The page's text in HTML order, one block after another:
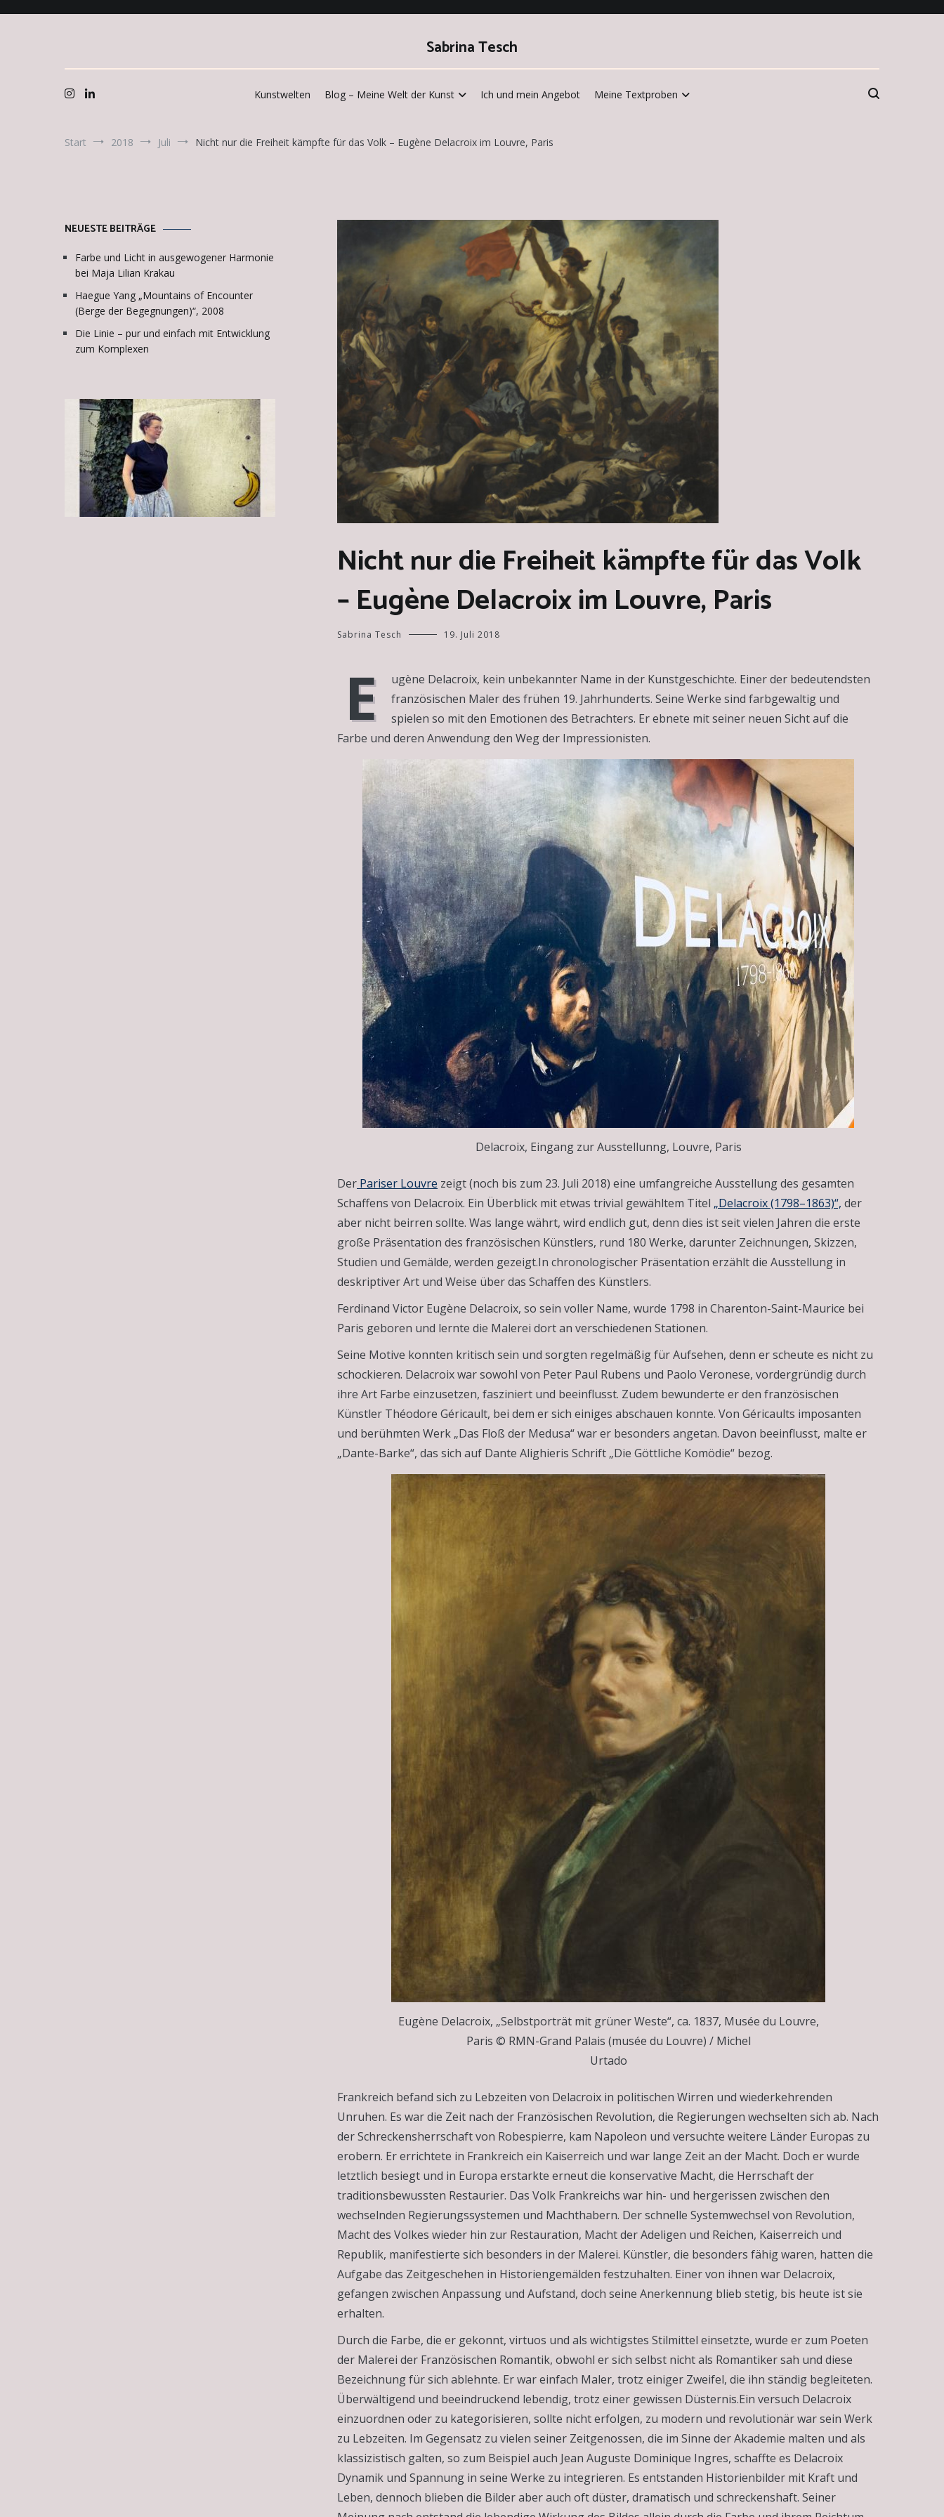
Sabrina Tesch
Kunstwelten Blog – Meine Welt der Kunst Ich und mein Angebot Meine Textproben
Start 2018 Juli Nicht nur die Freiheit kämpfte für das Volk – Eugène Delacroix im Louvre, Paris
Nicht nur die Freiheit kämpfte für das Volk
– Eugène Delacroix im Louvre, Paris
Sabrina Tesch 19. Juli 2018
E
ugène Delacroix, kein unbekannter Name in der Kunstgeschichte. Einer der bedeutendsten
französischen Maler des frühen 19. Jahrhunderts. Seine Werke sind farbgewaltig und
spielen so mit den Emotionen des Betrachters. Er ebnete mit seiner neuen Sicht auf die
Farbe und deren Anwendung den Weg der Impressionisten.
Delacroix, Eingang zur Ausstellunng, Louvre, Paris
Der Pariser Louvre zeigt (noch bis zum 23. Juli 2018) eine umfangreiche Ausstellung des gesamten
Schaffens von Delacroix. Ein Überblick mit etwas trivial gewähltem Titel „Delacroix (1798–1863)“, der
aber nicht beirren sollte. Was lange währt, wird endlich gut, denn dies ist seit vielen Jahren die erste
große Präsentation des französischen Künstlers, rund 180 Werke, darunter Zeichnungen, Skizzen,
Studien und Gemälde, werden gezeigt.In chronologischer Präsentation erzählt die Ausstellung in
deskriptiver Art und Weise über das Schaffen des Künstlers.
Ferdinand Victor Eugène Delacroix, so sein voller Name, wurde 1798 in Charenton-Saint-Maurice bei
Paris geboren und lernte die Malerei dort an verschiedenen Stationen.
Seine Motive konnten kritisch sein und sorgten regelmäßig für Aufsehen, denn er scheute es nicht zu
schockieren. Delacroix war sowohl von Peter Paul Rubens und Paolo Veronese, vordergründig durch
ihre Art Farbe einzusetzen, fasziniert und beeinflusst. Zudem bewunderte er den französischen
Künstler Théodore Géricault, bei dem er sich einiges abschauen konnte. Von Géricaults imposanten
und berühmten Werk „Das Floß der Medusa“ war er besonders angetan. Davon beeinflusst, malte er
„Dante-Barke“, das sich auf Dante Alighieris Schrift „Die Göttliche Komödie“ bezog.
Eugène Delacroix, „Selbstporträt mit grüner Weste“, ca. 1837, Musée du Louvre,
Paris © RMN-Grand Palais (musée du Louvre) / Michel
Urtado
Frankreich befand sich zu Lebzeiten von Delacroix in politischen Wirren und wiederkehrenden
Unruhen. Es war die Zeit nach der Französischen Revolution, die Regierungen wechselten sich ab. Nach
der Schreckensherrschaft von Robespierre, kam Napoleon und versuchte weitere Länder Europas zu
erobern. Er errichtete in Frankreich ein Kaiserreich und war lange Zeit an der Macht. Doch er wurde
letztlich besiegt und in Europa erstarkte erneut die konservative Macht, die Herrschaft der
traditionsbewussten Restaurier. Das Volk Frankreichs war hin- und hergerissen zwischen den
wechselnden Regierungssystemen und Machthabern. Der schnelle Systemwechsel von Revolution,
Macht des Volkes wieder hin zur Restauration, Macht der Adeligen und Reichen, Kaiserreich und
Republik, manifestierte sich besonders in der Malerei. Künstler, die besonders fähig waren, hatten die
Aufgabe das Zeitgeschehen in Historiengemälden festzuhalten. Einer von ihnen war Delacroix,
gefangen zwischen Anpassung und Aufstand, doch seine Anerkennung blieb stetig, bis heute ist sie
erhalten.
Durch die Farbe, die er gekonnt, virtuos und als wichtigstes Stilmittel einsetzte, wurde er zum Poeten
der Malerei der Französischen Romantik, obwohl er sich selbst nicht als Romantiker sah und diese
Bezeichnung für sich ablehnte. Er war einfach Maler, trotz einiger Zweifel, die ihn ständig begleiteten.
Überwältigend und beeindruckend lebendig, trotz einer gewissen Düsternis.Ein versuch Delacroix
einzuordnen oder zu kategorisieren, sollte nicht erfolgen, zu modern und revolutionär war sein Werk
zu Lebzeiten. Im Gegensatz zu vielen seiner Zeitgenossen, die im Sinne der Akademie malten und als
klassizistisch galten, so zum Beispiel auch Jean Auguste Dominique Ingres, schaffte es Delacroix
Dynamik und Spannung in seine Werke zu integrieren. Es entstanden Historienbilder mit Kraft und
Leben, dennoch blieben die Bilder aber auch oft düster, dramatisch und schreckenshaft. Seiner
NEUESTE BEITRÄGE
Farbe und Licht in ausgewogener Harmonie
bei Maja Lilian Krakau
Haegue Yang „Mountains of Encounter
(Berge der Begegnungen)“, 2008
Die Linie – pur und einfach mit Entwicklung
zum Komplexen